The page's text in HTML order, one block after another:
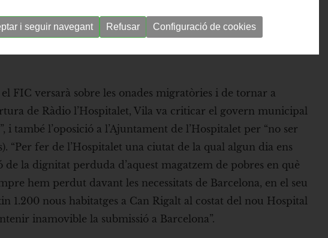
FIC versarà sobre les onades migratòries i de tornar a
de Ràdio l’Hospitalet, Vila va criticar el govern municipal
també l’oposició a l’Ajuntament de l’Hospitalet per “no ser
“Per fer de l’Hospitalet una ciutat de la qual algun dia ens
la dignitat perduda d’aquest magatzem de pobres en què
hem perdut davant les necessitats de Barcelona, en el seu
1.200 nous habitatges a Can Rigalt al costat del nou Hospital
inamovible la submissió a Barcelona”.
i seguir navegant Refusar Configuració de cookies